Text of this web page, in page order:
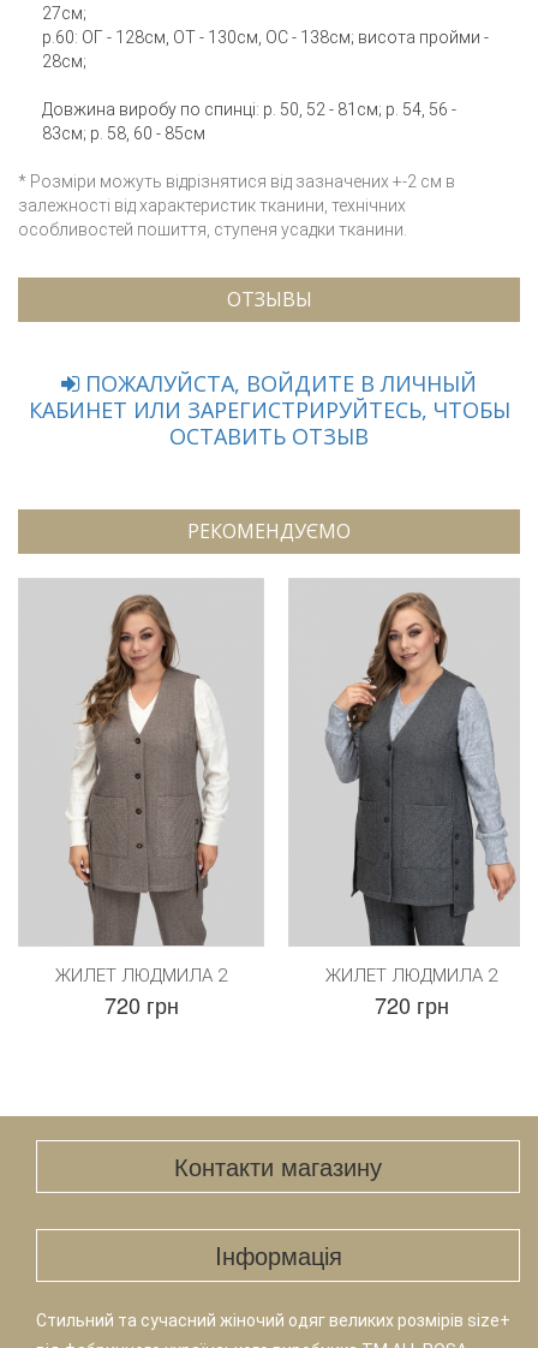
27см;
р.60: ОГ - 128см, ОТ - 130см, ОС - 138см; висота пройми -
28см;
Довжина виробу по спинці: р. 50, 52 - 81см; р. 54, 56 -
83см; р. 58, 60 - 85см
* Розміри можуть відрізнятися від зазначених +-2 см в
залежності від характеристик тканини, технічних
особливостей пошиття, ступеня усадки тканини.
ОТЗЫВЫ
ПОЖАЛУЙСТА, ВОЙДИТЕ В ЛИЧНЫЙ
КАБИНЕТ ИЛИ ЗАРЕГИСТРИРУЙТЕСЬ, ЧТОБЫ
ОСТАВИТЬ ОТЗЫВ
РЕКОМЕНДУЄМО
ЖИЛЕТ ЛЮДМИЛА 2
720 грн
ЖИЛЕТ ЛЮДМИЛА 2
720 грн
Контакти магазину
Iнформація
Стильний та сучасний жіночий одяг великих розмірів size+